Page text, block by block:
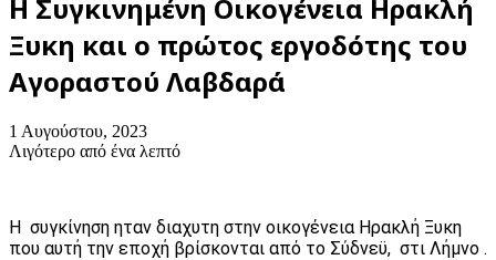
Η Συγκινημένη Οικογένεια Ηρακλή
Ξυκη και ο πρώτος εργοδότης του
Αγοραστού Λαβδαρά
1 Αυγούστου, 2023
Λιγότερο από ένα λεπτό
Η συγκίνηση ηταν διαχυτη στην οικογένεια Ηρακλή Ξυκη
που αυτή την εποχή βρίσκονται από το Σύδνεϋ, στι Λήμνο .